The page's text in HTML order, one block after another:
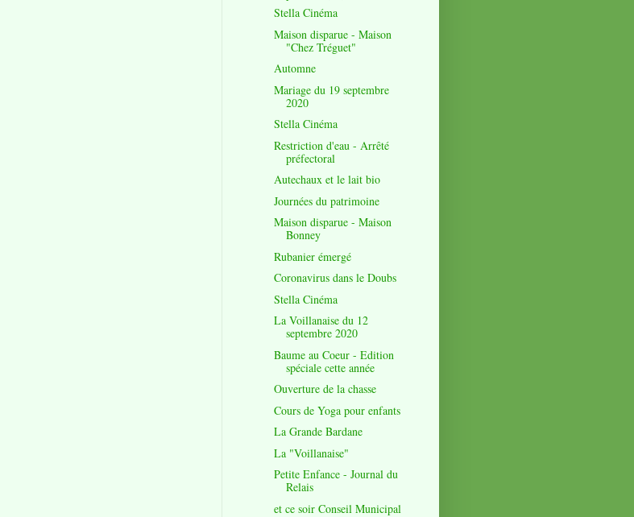
Stella Cinéma
Maison disparue - Maison
"Chez Tréguet"
Automne
Mariage du 19 septembre
2020
Stella Cinéma
Restriction d'eau - Arrêté
préfectoral
Autechaux et le lait bio
Journées du patrimoine
Maison disparue - Maison
Bonney
Rubanier émergé
Coronavirus dans le Doubs
Stella Cinéma
La Voillanaise du 12
septembre 2020
Baume au Coeur - Edition
spéciale cette année
Ouverture de la chasse
Cours de Yoga pour enfants
La Grande Bardane
La "Voillanaise"
Petite Enfance - Journal du
Relais
et ce soir Conseil Municipal